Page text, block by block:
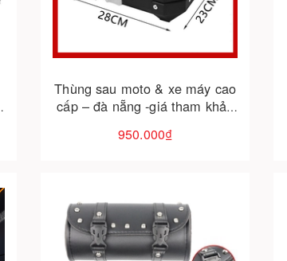
Thùng sau moto & xe máy cao
cấp – đà nẵng -giá tham khảo
toàn quốc
950.000₫
Cho vào giỏ hàng